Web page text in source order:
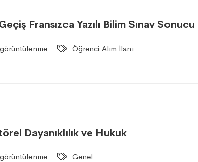
Fransızca Yazılı Bilim Sınav Sonucu
Öğrenci Alım İlanı
Dayanıklılık ve Hukuk
Genel